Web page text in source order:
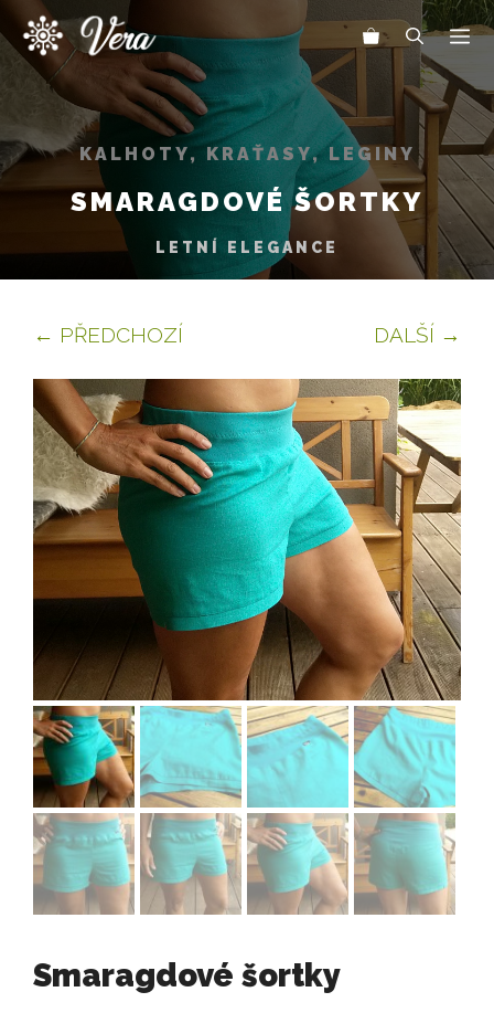
Přeskočit
na
obsah
KALHOTY, KRAŤASY, LEGINY
SMARAGDOVÉ ŠORTKY
LETNÍ ELEGANCE
← PŘEDCHOZÍ DALŠÍ →
Smaragdové šortky